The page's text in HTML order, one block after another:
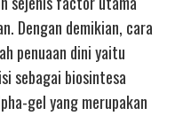
Dengan demikian, cara
penuaan dini yaitu
sebagai biosintesa
gel yang merupakan